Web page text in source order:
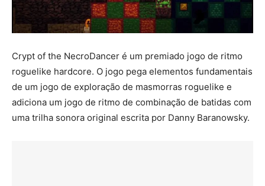
Crypt of the NecroDancer é um premiado jogo de ritmo
roguelike hardcore. O jogo pega elementos fundamentais
de um jogo de exploração de masmorras roguelike e
adiciona um jogo de ritmo de combinação de batidas com
uma trilha sonora original escrita por Danny Baranowsky.